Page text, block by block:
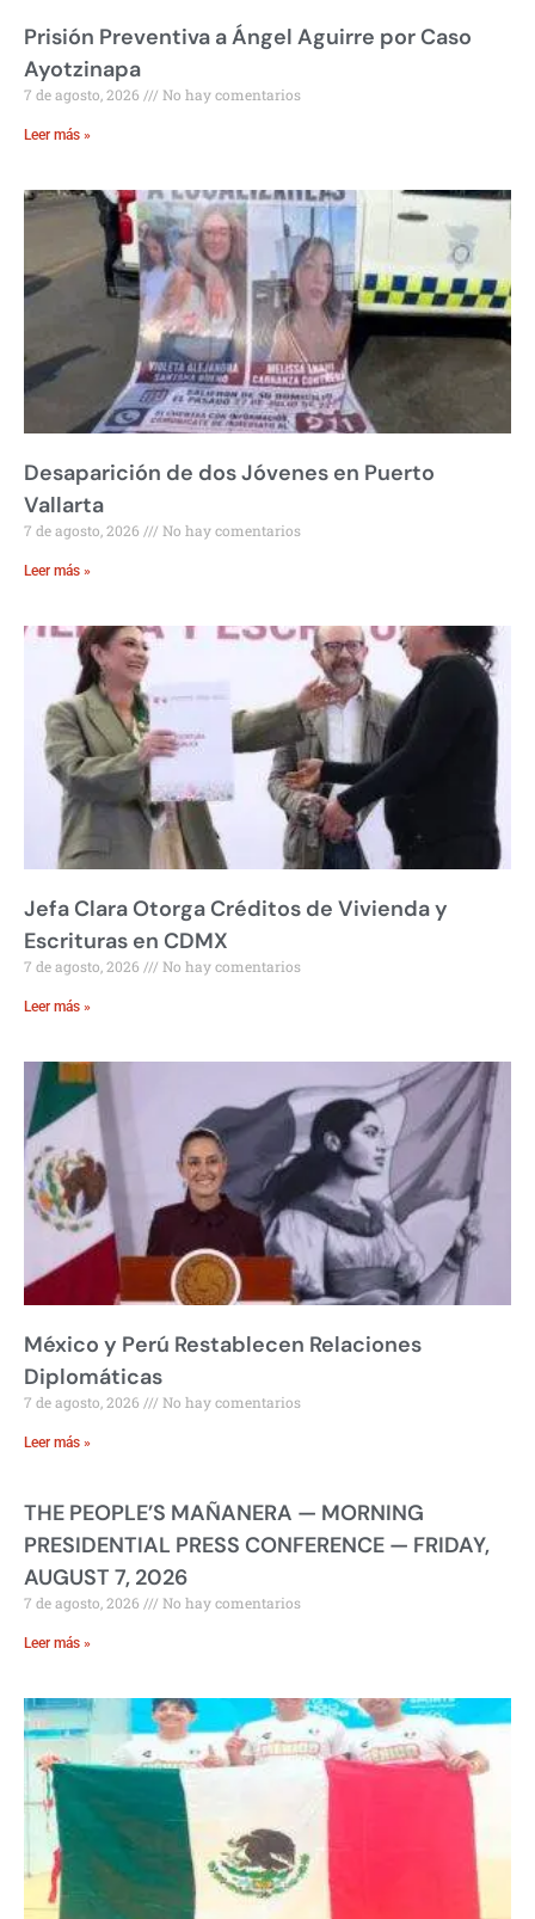
Prisión Preventiva a Ángel Aguirre por Caso
Ayotzinapa
7 de agosto, 2026 No hay comentarios
Leer más »
Desaparición de dos Jóvenes en Puerto
Vallarta
7 de agosto, 2026 No hay comentarios
Leer más »
Jefa Clara Otorga Créditos de Vivienda y
Escrituras en CDMX
7 de agosto, 2026 No hay comentarios
Leer más »
México y Perú Restablecen Relaciones
Diplomáticas
7 de agosto, 2026 No hay comentarios
Leer más »
THE PEOPLE’S MAÑANERA — MORNING
PRESIDENTIAL PRESS CONFERENCE — FRIDAY,
AUGUST 7, 2026
7 de agosto, 2026 No hay comentarios
Leer más »